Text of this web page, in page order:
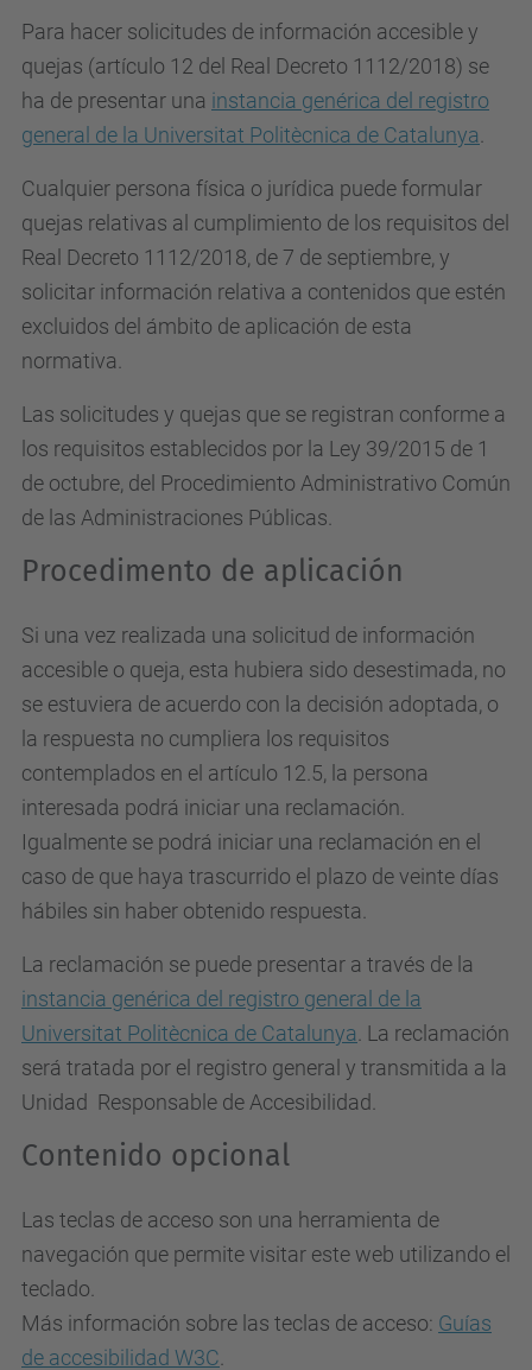
Para hacer solicitudes de información accesible y
quejas (artículo 12 del Real Decreto 1112/2018) se
ha de presentar una instancia genérica del registro
general de la Universitat Politècnica de Catalunya
Cualquier persona física o jurídica puede formular
quejas relativas al cumplimiento de los requisitos del
Real Decreto 1112/2018, de 7 de septiembre, y
solicitar información relativa a contenidos que estén
excluidos del ámbito de aplicación de esta
normativa.
Las solicitudes y quejas que se registran conforme a
los requisitos establecidos por la Ley 39/2015 de 1
de octubre, del Procedimiento Administrativo Común
de las Administraciones Públicas.
Procedimento de aplicación
Si una vez realizada una solicitud de información
accesible o queja, esta hubiera sido desestimada, no
se estuviera de acuerdo con la decisión adoptada, o
la respuesta no cumpliera los requisitos
contemplados en el artículo 12.5, la persona
interesada podrá iniciar una reclamación.
Igualmente se podrá iniciar una reclamación en el
caso de que haya trascurrido el plazo de veinte días
hábiles sin haber obtenido respuesta.
La reclamación se puede presentar a través de la
instancia genérica del registro general de la
Universitat Politècnica de Catalunya . La reclamación
será tratada por el registro general y transmitida a la
Unidad Responsable de Accesibilidad.
Contenido opcional
Las teclas de acceso son una herramienta de
navegación que permite visitar este web utilizando el
teclado.
Más información sobre las teclas de acceso: Guías
de accesibilidad W3C